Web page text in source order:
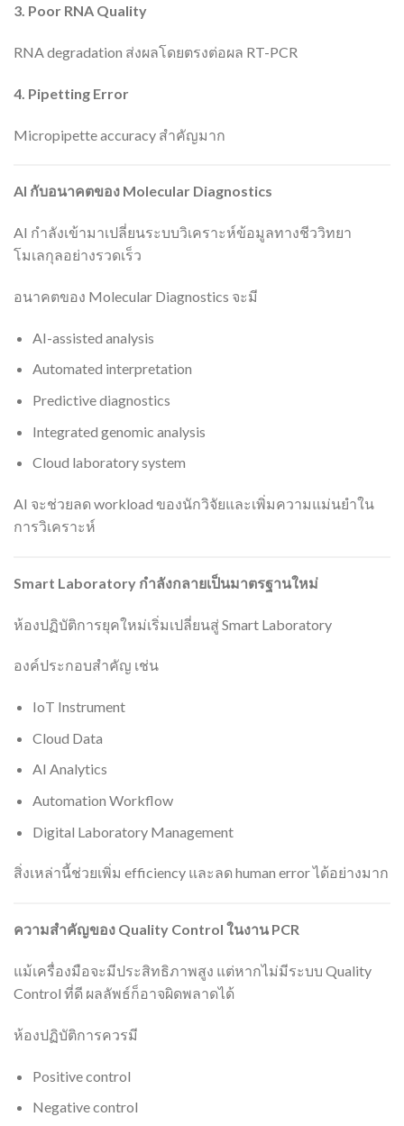
3. Poor RNA Quality
RNA degradation ส่งผลโดยตรงต่อผล RT-PCR
4. Pipetting Error
Micropipette accuracy สำคัญมาก
AI กับอนาคตของ Molecular Diagnostics
AI กำลังเข้ามาเปลี่ยนระบบวิเคราะห์ข้อมูลทางชีววิทยา
โมเลกุลอย่างรวดเร็ว
อนาคตของ Molecular Diagnostics จะมี
AI-assisted analysis
Automated interpretation
Predictive diagnostics
Integrated genomic analysis
Cloud laboratory system
AI จะช่วยลด workload ของนักวิจัยและเพิ่มความแม่นยำใน
การวิเคราะห์
Smart Laboratory กำลังกลายเป็นมาตรฐานใหม่
ห้องปฏิบัติการยุคใหม่เริ่มเปลี่ยนสู่ Smart Laboratory
องค์ประกอบสำคัญ เช่น
IoT Instrument
Cloud Data
AI Analytics
Automation Workflow
Digital Laboratory Management
สิ่งเหล่านี้ช่วยเพิ่ม efficiency และลด human error ได้อย่างมาก
ความสำคัญของ Quality Control ในงาน PCR
แม้เครื่องมือจะมีประสิทธิภาพสูง แต่หากไม่มีระบบ Quality
Control ที่ดี ผลลัพธ์ก็อาจผิดพลาดได้
ห้องปฏิบัติการควรมี
Positive control
Negative control